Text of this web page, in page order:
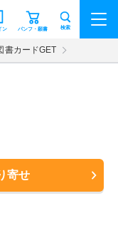
パンフ・願書
ン 検索
書カードGET
寄せ